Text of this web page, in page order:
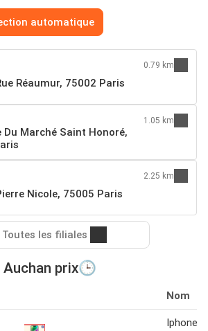
automatique
Réaumur, 75002 Paris
0.79 km
Du Marché Saint Honoré,
1.05 km
Nicole, 75005 Paris
2.25 km
Toutes les filiales
Auchan prix🕒
Nom
Iphone14